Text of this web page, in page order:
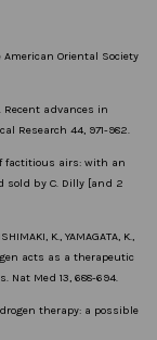
American Oriental Society
Recent advances in
Research 44, 971-982.
factitious airs: with an
sold by C. Dilly [and 2
K., YAMAGATA, K.,
acts as a therapeutic
Nat Med 13, 688-694.
therapy: a possible